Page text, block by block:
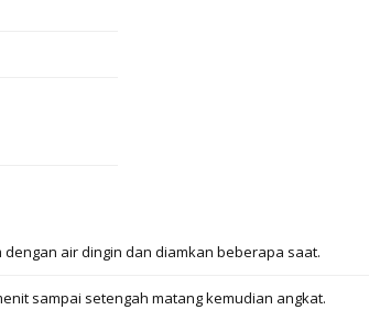
air dingin dan diamkan beberapa saat.
sampai setengah matang kemudian angkat.